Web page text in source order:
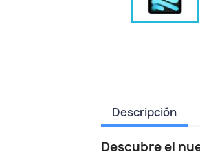
Descripción
Descubre el